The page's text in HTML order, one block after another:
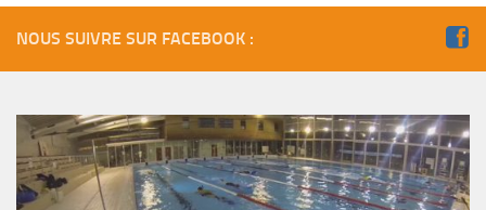
Sorties 2023
Sorties 2022
Sorties 2021
NOUS SUIVRE SUR FACEBOOK :